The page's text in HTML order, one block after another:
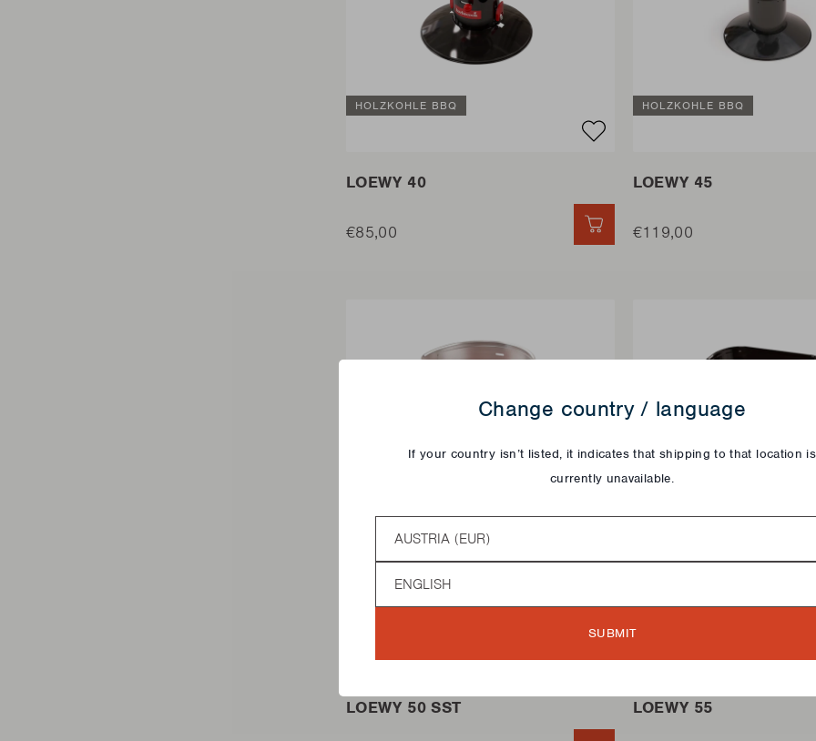
HOLZKOHLE BBQ
LOEWY 40
€85,00 SCHNELL HINZUFÜGEN
HOLZKOHLE BBQ
LOEWY 45
€119,00
LOEWY 50 SST LOEWY 55
Change country / language
If your country isn’t listed, it indicates that shipping to that location is
currently unavailable.
Country
Language
SUBMIT